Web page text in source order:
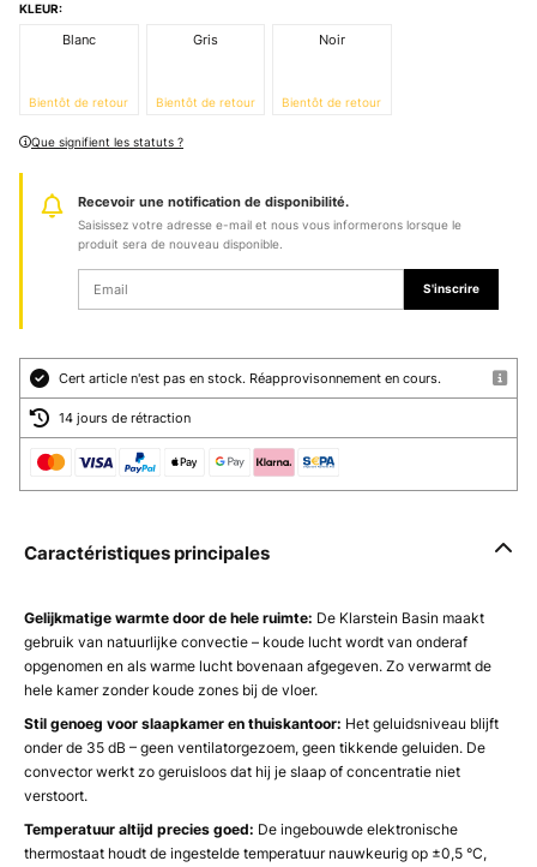
KLEUR:
Blanc
Bientôt de retour
Gris
Bientôt de retour
Noir
Bientôt de retour
Que signifient les statuts ?
Recevoir une notification de disponibilité.
Saisissez votre adresse e-mail et nous vous informerons lorsque le
produit sera de nouveau disponible.
S'inscrire
Cert article n'est pas en stock. Réapprovisonnement en cours.
14 jours de rétraction
Caractéristiques principales
Gelijkmatige warmte door de hele ruimte: De Klarstein Basin maakt
gebruik van natuurlijke convectie – koude lucht wordt van onderaf
opgenomen en als warme lucht bovenaan afgegeven. Zo verwarmt de
hele kamer zonder koude zones bij de vloer.
Stil genoeg voor slaapkamer en thuiskantoor: Het geluidsniveau blijft
onder de 35 dB – geen ventilatorgezoem, geen tikkende geluiden. De
convector werkt zo geruisloos dat hij je slaap of concentratie niet
verstoort.
Temperatuur altijd precies goed: De ingebouwde elektronische
thermostaat houdt de ingestelde temperatuur nauwkeurig op ±0,5 °C,